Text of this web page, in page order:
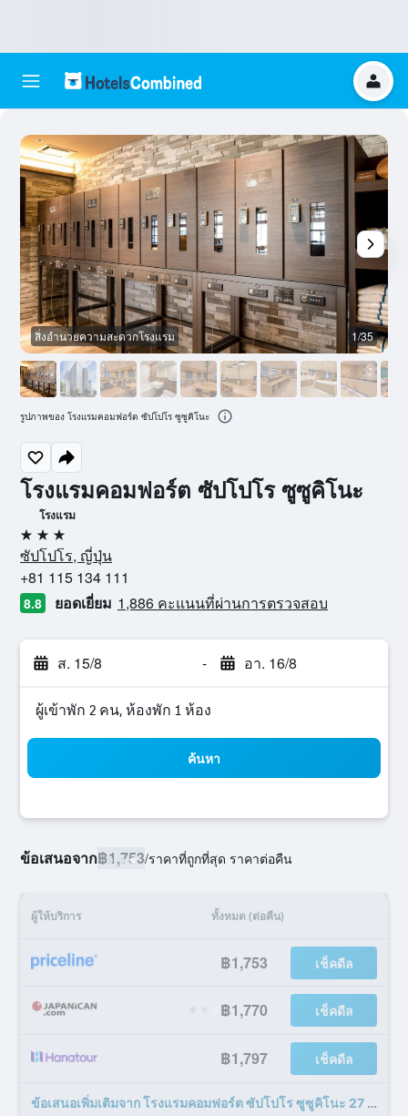
โรงแรมคอมฟอร์ต ซัปโปโร ซูซูคิโนะ
โรงแรม
3 ดาว
ซัปโปโร, ญี่ปุ่น
+81 115 134 111
8.8 ยอดเยี่ยม 1,886 คะแนนที่ผ่านการตรวจสอบ
ส. 15/8 - อา. 16/8
ผู้เข้าพัก 2 คน, ห้องพัก 1 ห้อง
ค้นหา
ข้อเสนอจาก฿1,753/ราคาที่ถูกที่สุด ราคาต่อคืน
ผู้ให้บริการ ทั้งหมด (ต่อคืน)
฿1,753 เช็คดีล
฿1,770 เช็คดีล
฿1,797 เช็คดีล
ข้อเสนอเพิ่มเติมจาก โรงแรมคอมฟอร์ต ซัปโปโร ซูซูคิโนะ 27 รายการ
สิ่งอำนวยความสะดวกโรงแรม 1/35
รูปภาพของ โรงแรมคอมฟอร์ต ซัปโปโร ซูซูคิโนะ